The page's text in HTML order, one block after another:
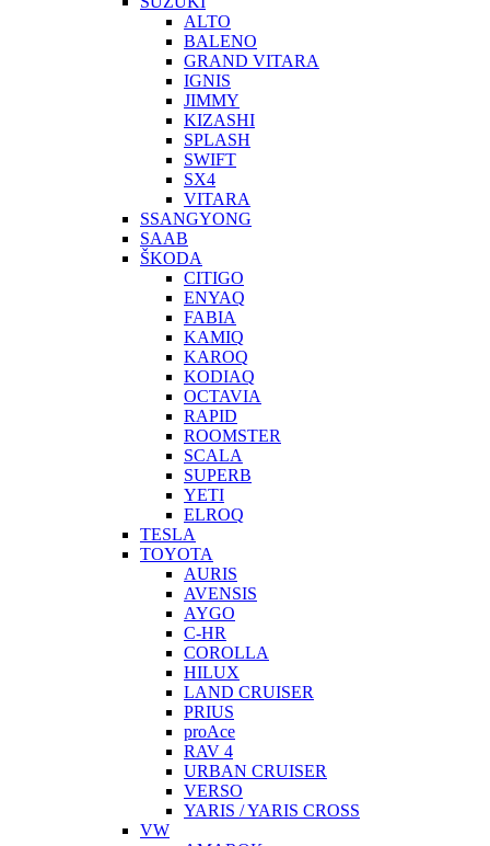
ALTO
BALENO
GRAND VITARA
IGNIS
JIMMY
KIZASHI
SPLASH
SWIFT
SX4
VITARA
SSANGYONG
SAAB
ŠKODA
CITIGO
ENYAQ
FABIA
KAMIQ
KAROQ
KODIAQ
OCTAVIA
RAPID
ROOMSTER
SCALA
SUPERB
YETI
ELROQ
TESLA
TOYOTA
AURIS
AVENSIS
AYGO
C-HR
COROLLA
HILUX
LAND CRUISER
PRIUS
proAce
RAV 4
URBAN CRUISER
VERSO
YARIS / YARIS CROSS
VW